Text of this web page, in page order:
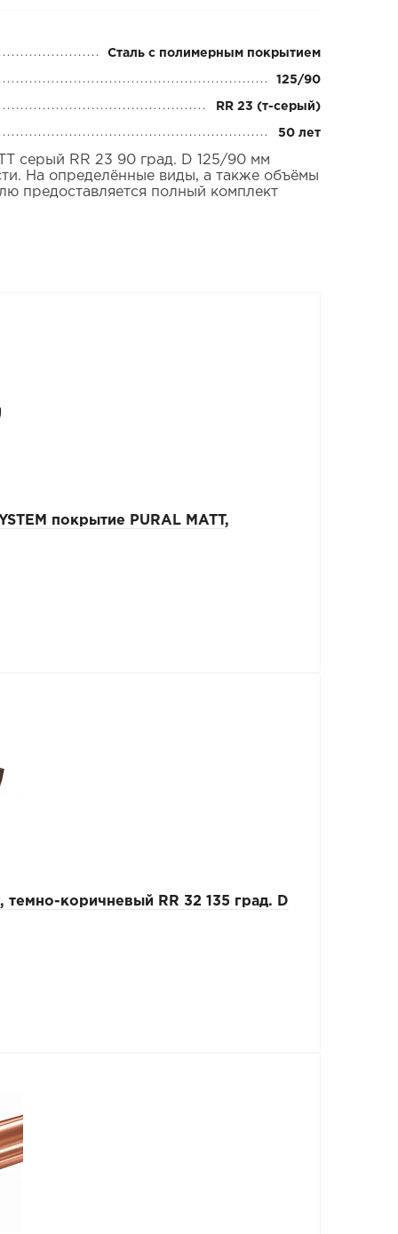
Сталь с полимерным покрытием
125/90
RR 23 (т-серый)
50 лет
серый RR 23 90 град. D 125/90 мм
На определённые виды, а также объёмы
предоставляется полный комплект
покрытие PURAL MATT,
темно-коричневый RR 32 135 град. D